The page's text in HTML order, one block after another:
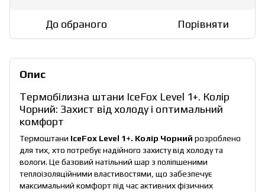
До обраного Порівняти
Опис
Термобілизна штани IceFox Level 1+. Колір
Чорний: Захист від холоду і оптимальний
комфорт
Термоштани IceFox Level 1+. Колір Чорний розроблено
для тих, хто потребує надійного захисту від холоду та
вологи. Це базовий натільний шар з поліпшеними
теплоізоляційними властивостями, що забезпечує
максимальний комфорт під час активних фізичних